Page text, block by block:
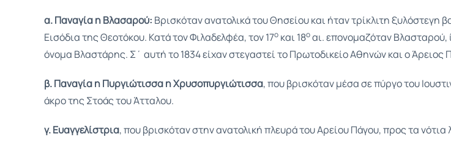
α. Παναγία η Βλασαρού: Βρισκόταν ανατολικά του Θησείου και ήταν τρίκλιτη ξυλόστεγη
Εισόδια της Θεοτόκου. Κατά τον Φιλαδελφέα, τον 17ο και 18οαι. επονομαζόταν Βλασταρού,
όνομα Βλαστάρης. Σ΄ αυτή το 1834 είχαν στεγαστεί το Πρωτοδικείο Αθηνών και ο Άρειος
β. Παναγία η Πυργιώτισσα η Χρυσοπυργιώτισσα, που βρισκόταν μέσα σε πύργο του
άκρο της Στοάς του Άτταλου.
γ. Ευαγγελίστρια, που βρισκόταν στην ανατολική πλευρά του Αρείου Πάγου, προς τα